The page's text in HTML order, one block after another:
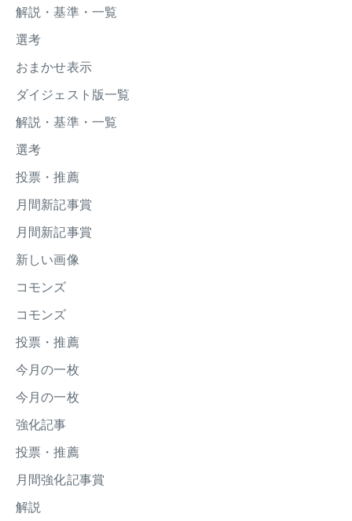
解説・基準・一覧
選考
おまかせ表示
ダイジェスト版一覧
解説・基準・一覧
選考
投票・推薦
月間新記事賞
月間新記事賞
新しい画像
コモンズ
コモンズ
投票・推薦
今月の一枚
今月の一枚
強化記事
投票・推薦
月間強化記事賞
解説